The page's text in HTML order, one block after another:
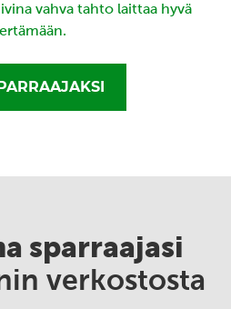
vahva tahto laittaa hyvä
sparraajasi
verkostosta